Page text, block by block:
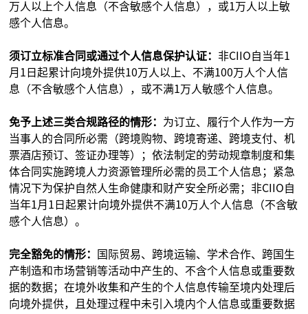
万人以上个人信息（不含敏感个人信息），或1万人以上敏
感个人信息。
须订立标准合同或通过个人信息保护认证： 非CIIO自当年1
月1日起累计向境外提供10万人以上、不满100万人个人信
息（不含敏感个人信息），或不满1万人敏感个人信息。
免予上述三类合规路径的情形： 为订立、履行个人作为一方
当事人的合同所必需（跨境购物、跨境寄递、跨境支付、机
票酒店预订、签证办理等）；依法制定的劳动规章制度和集
体合同实施跨境人力资源管理所必需的员工个人信息；紧急
情况下为保护自然人生命健康和财产安全所必需；非CIIO自
当年1月1日起累计向境外提供不满10万人个人信息（不含敏
感个人信息）。
完全豁免的情形：
国际贸易、跨境运输、学术合作、跨国生
产制造和市场营销等活动中产生的、不含个人信息或重要数
据的数据；在境外收集和产生的个人信息传输至境内处理后
向境外提供，且处理过程中未引入境内个人信息或重要数据